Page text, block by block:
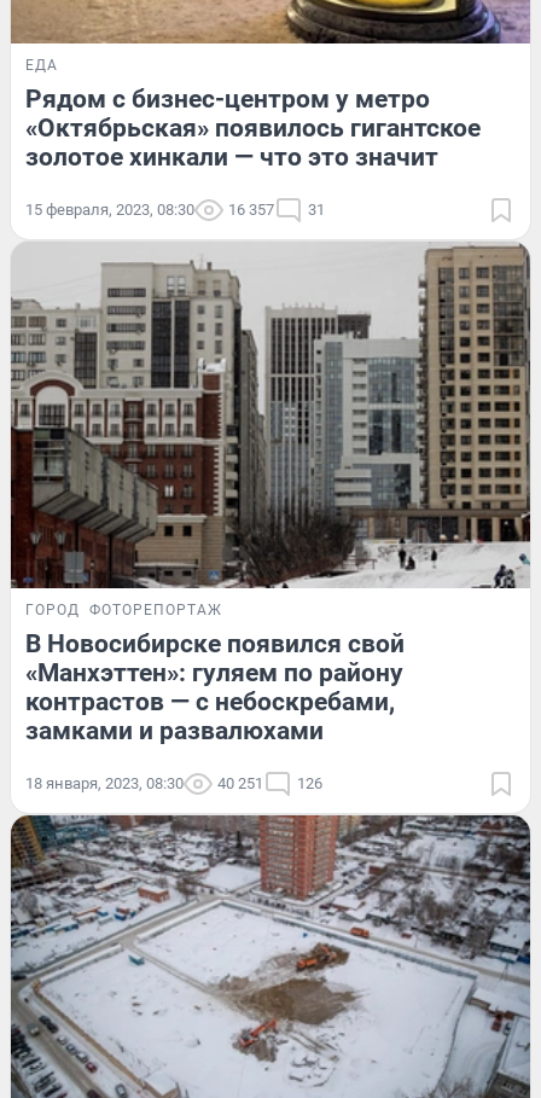
ЕДА
Рядом с бизнес-центром у метро
«Октябрьская» появилось гигантское
золотое хинкали — что это значит
15 февраля, 2023, 08:30 16 357 31
ГОРОД ФОТОРЕПОРТАЖ
В Новосибирске появился свой
«Манхэттен»: гуляем по району
контрастов — с небоскребами,
замками и развалюхами
18 января, 2023, 08:30 40 251 126